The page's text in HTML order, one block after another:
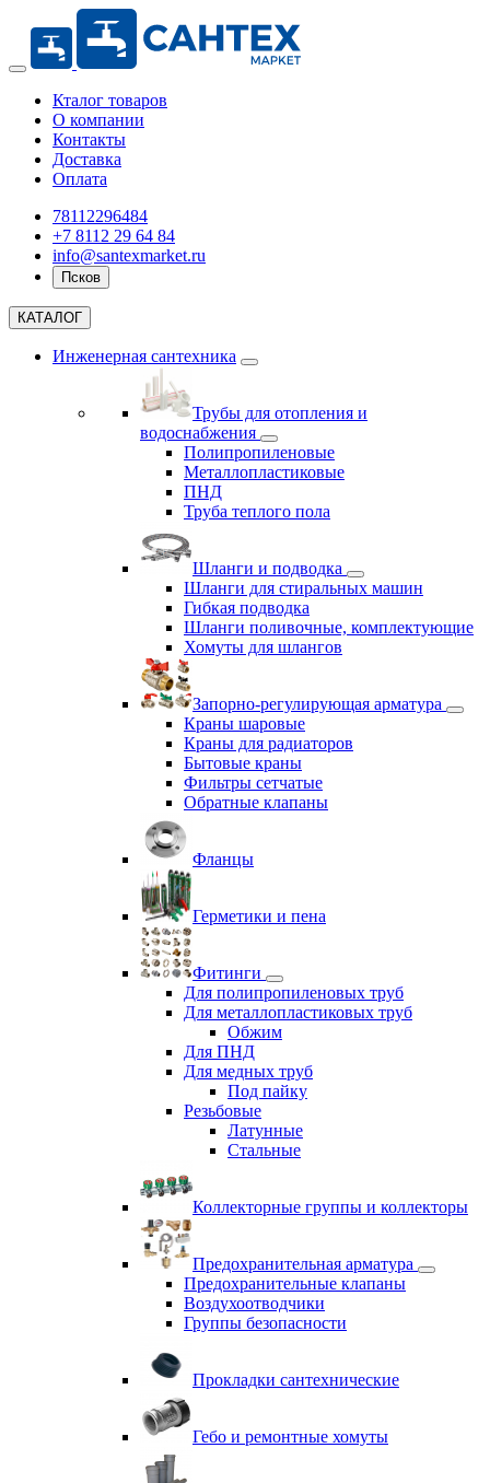
Кталог товаров
О компании
Контакты
Доставка
Оплата
78112296484
+7 8112 29 64 84
info@santexmarket.ru
Псков
КАТАЛОГ
Инженерная сантехника
Трубы для отопления и
водоснабжения
Полипропиленовые
Металлопластиковые
ПНД
Труба теплого пола
Шланги и подводка
Шланги для стиральных машин
Гибкая подводка
Шланги поливочные, комплектующие
Хомуты для шлангов
Запорно-регулирующая арматура
Краны шаровые
Краны для радиаторов
Бытовые краны
Фильтры сетчатые
Обратные клапаны
Фланцы
Герметики и пена
Фитинги
Для полипропиленовых труб
Для металлопластиковых труб
Обжим
Для ПНД
Для медных труб
Под пайку
Резьбовые
Латунные
Cтальные
Коллекторные группы и коллекторы
Предохранительная арматура
Предохранительные клапаны
Воздухоотводчики
Группы безопасности
Прокладки сантехнические
Гебо и ремонтные хомуты